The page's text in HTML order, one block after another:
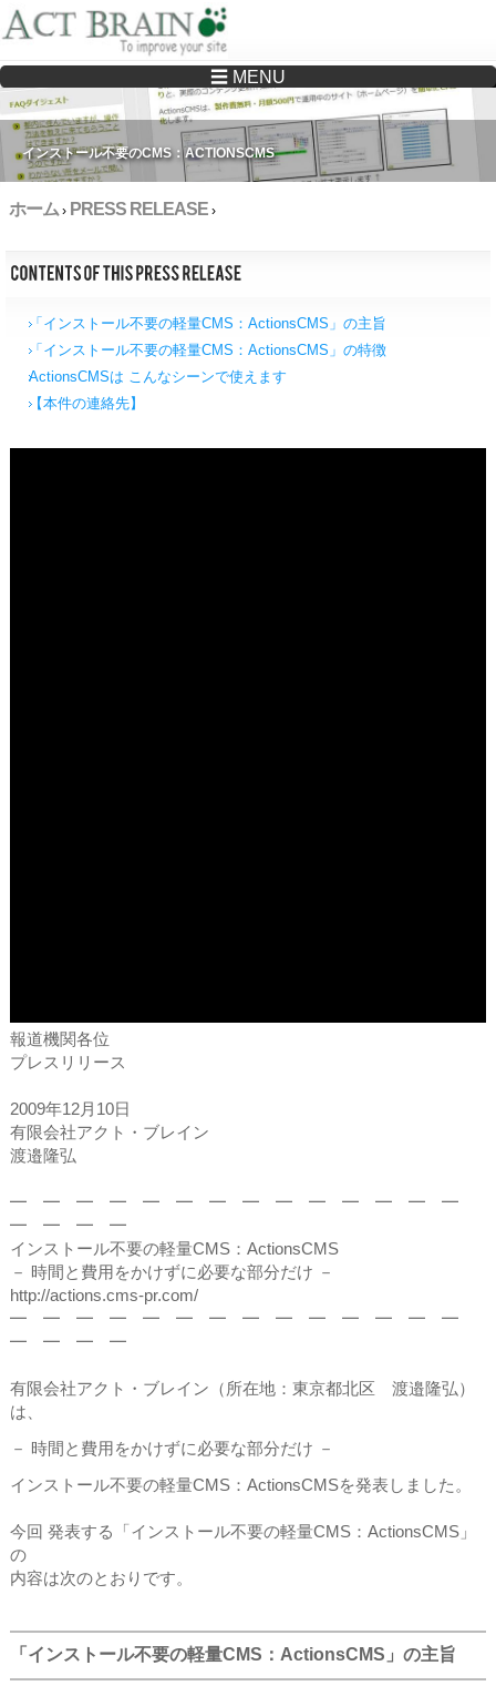
Drupalサイトの制作・保守をどこに頼んでいいか分からない方へ…まずはご相談く
ださい
☰ MENU
インストール不要のCMS：ACTIONSCMS
ホーム › PRESS RELEASE ›
「インストール不要の軽量CMS：ActionsCMS」の主旨
「インストール不要の軽量CMS：ActionsCMS」の特徴
ActionsCMSは こんなシーンで使えます
【本件の連絡先】
報道機関各位
プレスリリース
2009年12月10日
有限会社アクト・ブレイン
渡邉隆弘
━ ━ ━ ━ ━ ━ ━ ━ ━ ━ ━ ━ ━ ━
━ ━ ━ ━
インストール不要の軽量CMS：ActionsCMS
－ 時間と費用をかけずに必要な部分だけ －
http://actions.cms-pr.com/
━ ━ ━ ━ ━ ━ ━ ━ ━ ━ ━ ━ ━ ━
━ ━ ━ ━
有限会社アクト・ブレイン（所在地：東京都北区 渡邉隆弘）
は、
－ 時間と費用をかけずに必要な部分だけ －
インストール不要の軽量CMS：ActionsCMSを発表しました。
今回 発表する「インストール不要の軽量CMS：ActionsCMS」
の
内容は次のとおりです。
「インストール不要の軽量CMS：ActionsCMS」の主旨